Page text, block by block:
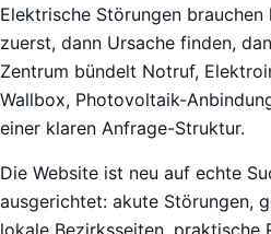
Elektrische Störungen
zuerst, dann Ursache finden,
Zentrum bündelt Notruf,
Wallbox, Photovoltaik-
einer klaren Anfrage-Struktur.
Die Website ist neu auf echte
ausgerichtet: akute Störungen,
lokale Bezirksseiten, praktische